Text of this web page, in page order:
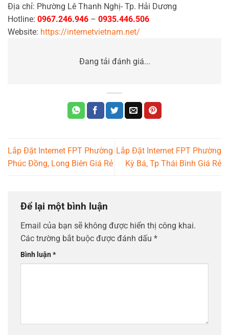
Địa chỉ: Phường Lê Thanh Nghị- Tp. Hải Dương
Hotline: 0967.246.946 – 0935.446.506
Website: https://internetvietnam.net/
Đang tải đánh giá...
Lắp Đặt Internet FPT Phường
Phúc Đồng, Long Biên Giá Rẻ
Lắp Đặt Internet FPT Phường
Kỳ Bá, Tp Thái Bình Giá Rẻ
Để lại một bình luận
Email của bạn sẽ không được hiển thị công khai.
Các trường bắt buộc được đánh dấu *
Bình luận*